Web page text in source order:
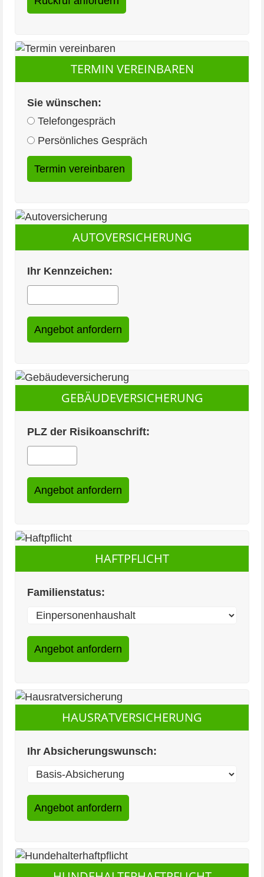
TERMIN VEREINBAREN
Sie wünschen:
Telefongespräch
Persönliches Gespräch
AUTOVERSICHERUNG
Ihr Kennzeichen:
GEBÄUDEVERSICHERUNG
PLZ der Risikoanschrift:
HAFTPFLICHT
Familienstatus:
HAUSRATVERSICHERUNG
Ihr Absicherungswunsch: